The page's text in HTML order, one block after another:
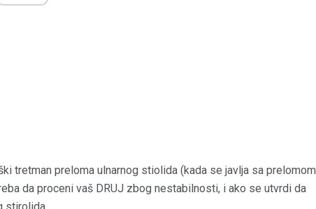
tretman preloma ulnarnog stiolida (kada se javlja sa prelomom
da proceni vaš DRUJ zbog nestabilnosti, i ako se utvrdi da